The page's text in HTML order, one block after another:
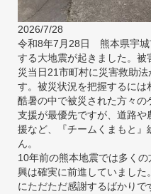
2026/7/28
令和8年7月28日 熊本県宇城
する大地震が起きました。
災当日21市町村に災害救助
す。被災状況を把握するに
酷暑の中で被災された方々
支援が最優先ですが、道路
援など、『チームくまもと
ん。
10年前の熊本地震では多く
興は確実に前進していました
にただただ感謝するばかりで